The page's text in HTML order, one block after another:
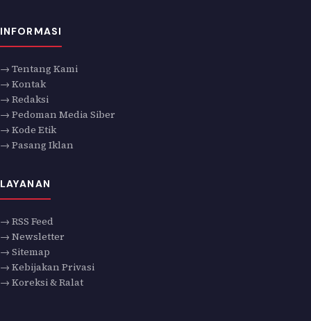
INFORMASI
→ Tentang Kami
→ Kontak
→ Redaksi
→ Pedoman Media Siber
→ Kode Etik
→ Pasang Iklan
LAYANAN
→ RSS Feed
→ Newsletter
→ Sitemap
→ Kebijakan Privasi
→ Koreksi & Ralat